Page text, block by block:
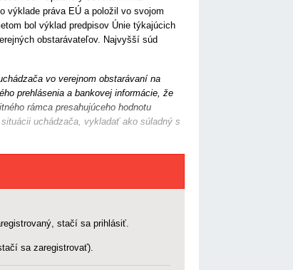
výklade práva EÚ a položil vo svojom
bol výklad predpisov Únie týkajúcich
obstarávateľov. Najvyšší súd
vo verejnom obstarávaní na
prehlásenia a bankovej informácie, že
rámca presahujúceho hodnotu
uchádzača, vykladať ako súladný s
stačí sa prihlásiť.
sa zaregistrovať).